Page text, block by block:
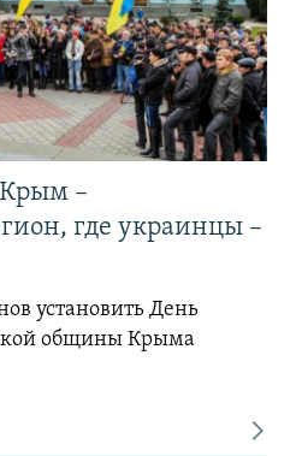
–
где украинцы –
установить День
общины Крыма